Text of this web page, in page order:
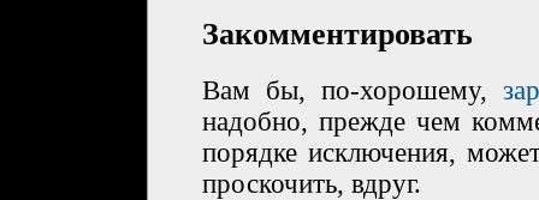
Закомментировать
Вам бы, по-хорошему,
надобно, прежде чем
порядке исключения,
проскочить, вдруг.